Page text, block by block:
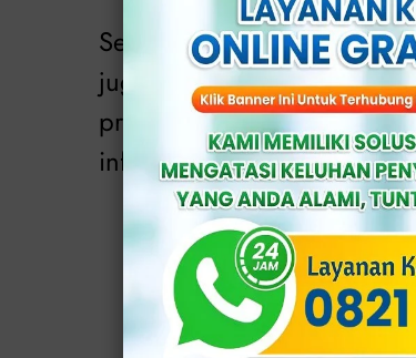
Sekalipun wanita memiliki
juga dapat mengalami
prostat pada pria lanjut usia
infeksi penyakit tersebut.
Baca Juga: Gejala